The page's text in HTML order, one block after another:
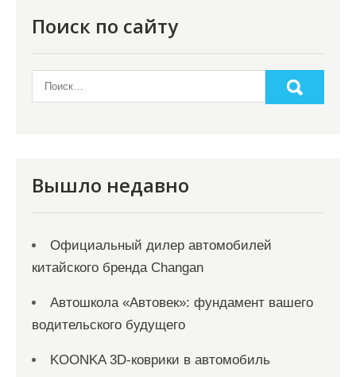
м
Поиск по сайту
Вышло недавно
Официальный дилер автомобилей
китайского бренда Changan
Автошкола «Автовек»: фундамент вашего
водительского будущего
KOONKA 3D-коврики в автомобиль